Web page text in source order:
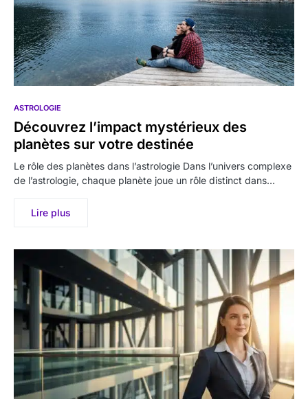
ASTROLOGIE
Découvrez l’impact mystérieux des
planètes sur votre destinée
Le rôle des planètes dans l’astrologie Dans l’univers complexe
de l’astrologie, chaque planète joue un rôle distinct dans…
Lire plus